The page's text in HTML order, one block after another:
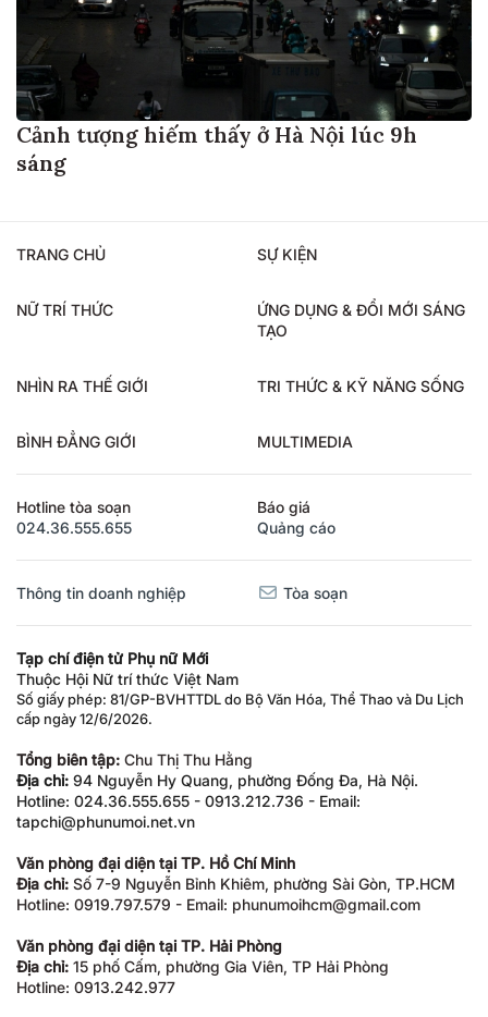
Cảnh tượng hiếm thấy ở Hà Nội lúc 9h
sáng
TRANG CHỦ SỰ KIỆN
NỮ TRÍ THỨC
ỨNG DỤNG & ĐỔI MỚI SÁNG
TẠO
NHÌN RA THẾ GIỚI TRI THỨC & KỸ NĂNG SỐNG
BÌNH ĐẲNG GIỚI MULTIMEDIA
Hotline tòa soạn
024.36.555.655
Báo giá
Quảng cáo
Thông tin doanh nghiệp Tòa soạn
Tạp chí điện tử Phụ nữ Mới
Thuộc Hội Nữ trí thức Việt Nam
Số giấy phép: 81/GP-BVHTTDL do Bộ Văn Hóa, Thể Thao và Du Lịch
cấp ngày 12/6/2026.
Tổng biên tập: Chu Thị Thu Hằng
Địa chỉ: 94 Nguyễn Hy Quang, phường Đống Đa, Hà Nội.
Hotline: 024.36.555.655 - 0913.212.736 - Email:
tapchi@phunumoi.net.vn
Văn phòng đại diện tại TP. Hồ Chí Minh
Địa chỉ: Số 7-9 Nguyễn Bỉnh Khiêm, phường Sài Gòn, TP.HCM
Hotline: 0919.797.579 - Email: phunumoihcm@gmail.com
Văn phòng đại diện tại TP. Hải Phòng
Địa chỉ: 15 phố Cấm, phường Gia Viên, TP Hải Phòng
Hotline: 0913.242.977